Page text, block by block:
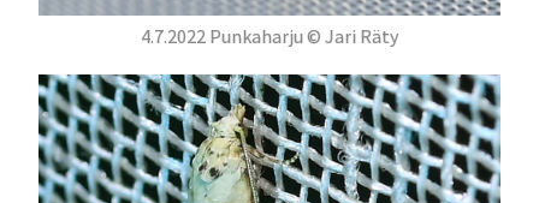
4.7.2022 Punkaharju © Jari Räty